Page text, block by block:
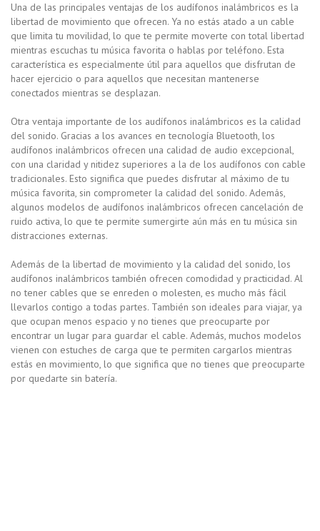
Una de las principales ventajas de los audífonos inalámbricos es la
libertad de movimiento que ofrecen. Ya no estás atado a un cable
que limita tu movilidad, lo que te permite moverte con total libertad
mientras escuchas tu música favorita o hablas por teléfono. Esta
característica es especialmente útil para aquellos que disfrutan de
hacer ejercicio o para aquellos que necesitan mantenerse
conectados mientras se desplazan.
Otra ventaja importante de los audífonos inalámbricos es la calidad
del sonido. Gracias a los avances en tecnología Bluetooth, los
audífonos inalámbricos ofrecen una calidad de audio excepcional,
con una claridad y nitidez superiores a la de los audífonos con cable
tradicionales. Esto significa que puedes disfrutar al máximo de tu
música favorita, sin comprometer la calidad del sonido. Además,
algunos modelos de audífonos inalámbricos ofrecen cancelación de
ruido activa, lo que te permite sumergirte aún más en tu música sin
distracciones externas.
Además de la libertad de movimiento y la calidad del sonido, los
audífonos inalámbricos también ofrecen comodidad y practicidad. Al
no tener cables que se enreden o molesten, es mucho más fácil
llevarlos contigo a todas partes. También son ideales para viajar, ya
que ocupan menos espacio y no tienes que preocuparte por
encontrar un lugar para guardar el cable. Además, muchos modelos
vienen con estuches de carga que te permiten cargarlos mientras
estás en movimiento, lo que significa que no tienes que preocuparte
por quedarte sin batería.